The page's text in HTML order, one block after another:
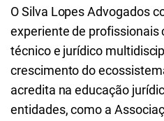
O Silva Lopes Advogados
experiente de
técnico e jurídico
crescimento do
acredita na educação
entidades, como a